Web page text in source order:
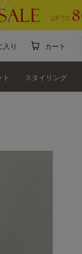
入り カート
スタイリング